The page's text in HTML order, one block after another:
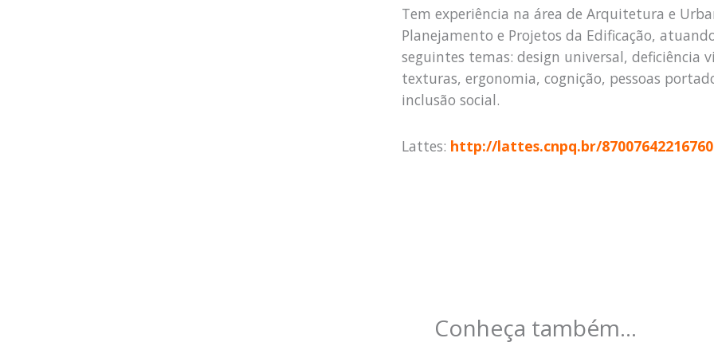
Tem experiência na área de Arquitetura e
Planejamento e Projetos da Edificação,
seguintes temas: design universal, deficiência
texturas, ergonomia, cognição, pessoas
inclusão social.
Lattes: http://lattes.cnpq.br/
Conheça também...